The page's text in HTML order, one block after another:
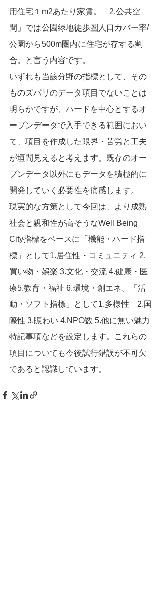
用住宅１m2あたり家賃。「2.公共空
間」では公園緑地徒歩圏人口カバー率/
公園から500m圏内に住宅が存する割
合。と言う内容です。
いずれも当該分野の指標として、その
ものズバリのデータ項目でないことは
明らかですが、ハードを中心とするオ
ープンデータで入手できる範囲におい
て、項目を作成した限界・苦労と工夫
が垣間見えると考えます。既存のオー
プンデータ以外にもデータを積極的に
開発していく必要性を痛感します。
現実的な方策として今回は、より成熟
社会と親和性が高そうなWell Being
City指標をベースに「機能・ハード指
標」として1.居住性・コミュニティ 2.
買い物・娯楽 3.文化・交流 4.健康・医
療5.教育・福祉 6.環境・創エネ。「活
動・ソフト指標」として1.多様性　2.国
際性 3.賑わい 4.NPO数 5.他に無い魅力
特記事項などを設定します。これらの
項目についても今後試行錯誤が不可欠
であると認識しています。